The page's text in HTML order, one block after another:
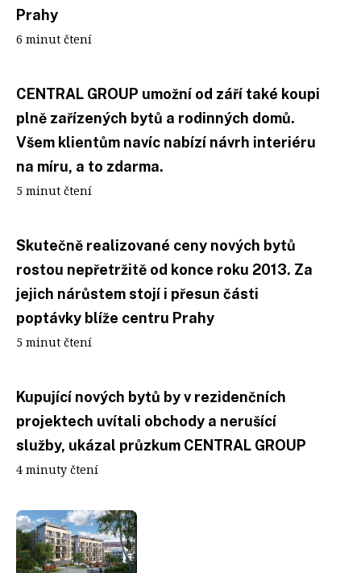
Prahy
6 minut čtení
CENTRAL GROUP umožní od září také koupi
plně zařízených bytů a rodinných domů.
Všem klientům navíc nabízí návrh interiéru
na míru, a to zdarma.
5 minut čtení
Skutečně realizované ceny nových bytů
rostou nepřetržitě od konce roku 2013. Za
jejich nárůstem stojí i přesun části
poptávky blíže centru Prahy
5 minut čtení
Kupující nových bytů by v rezidenčních
projektech uvítali obchody a nerušící
služby, ukázal průzkum CENTRAL GROUP
4 minuty čtení